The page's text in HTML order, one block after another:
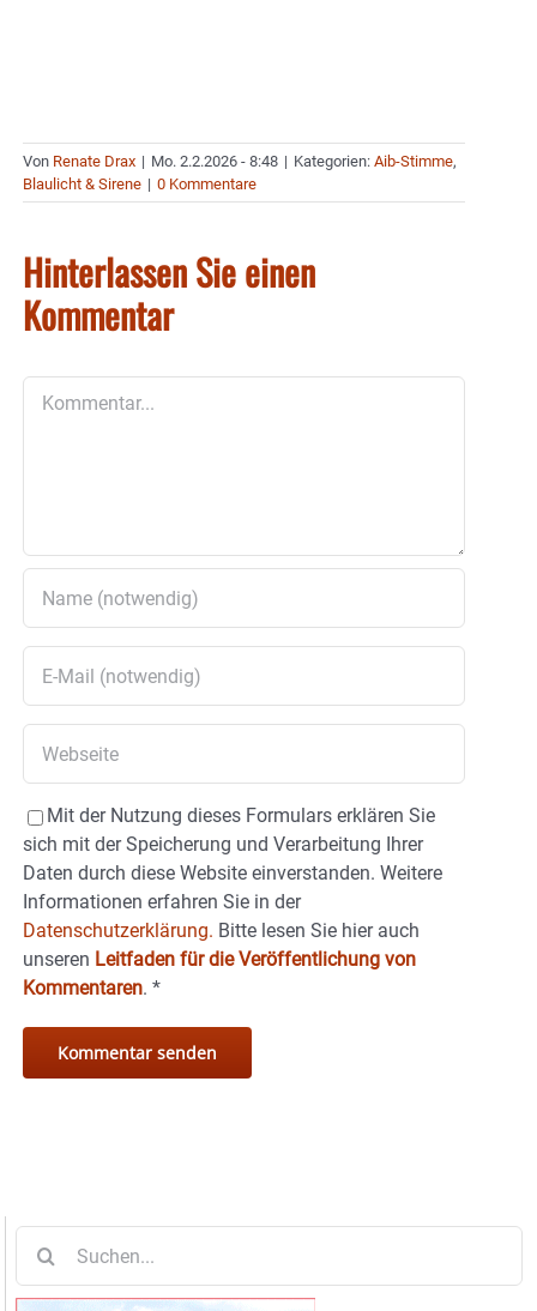
Von Renate Drax | Mo. 2.2.2026 - 8:48 | Kategorien: Aib-Stimme,
Blaulicht & Sirene | 0 Kommentare
Hinterlassen Sie einen
Kommentar
Mit der Nutzung dieses Formulars erklären Sie
sich mit der Speicherung und Verarbeitung Ihrer
Daten durch diese Website einverstanden. Weitere
Informationen erfahren Sie in der
Datenschutzerklärung. Bitte lesen Sie hier auch
unseren Leitfaden für die Veröffentlichung von
Kommentaren. *
nach: